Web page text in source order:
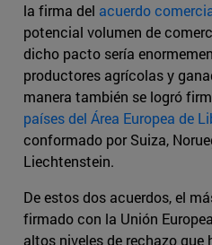
la firma del acuerdo
potencial volumen de
dicho pacto sería
productores agrícolas y
manera también se logró
países del Área Europea de
conformado por Suiza,
Liechtenstein.
De estos dos acuerdos, el
firmado con la Unión
altos niveles de rechazo